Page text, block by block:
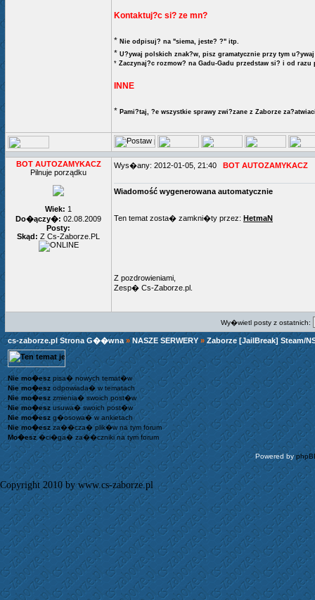
Kontaktuj?c si? ze mn?
* Nie odpisuj? na "siema, jeste? ?" itp.
* U?ywaj polskich znak?w, pisz gramatycznie przy tym
* Zaczynaj?c rozmow? na Gadu-Gadu przedstaw si? i od
INNE
* Pami?taj, ?e wszystkie sprawy zwi?zane z Zaborze
BOT AUTOZAMYKACZ
Pilnuje porządku
Wiek: 1
Do�ączy�: 02.08.2009
Posty:
Skąd: Z Cs-Zaborze.PL
Wys�any: 2012-01-05, 21:40 BOT AUTOZAMYKACZ
Wiadomość wygenerowana automatycznie
Ten temat zosta� zamkni�ty przez: HetmaN
Z pozdrowieniami,
Zesp� Cs-Zaborze.pl.
Wy�wietl posty z ostatnich:
cs-zaborze.pl Strona G��wna»NASZE SERWERY» Zaborze [JailBreak] Steam/
Nie mo�esz pisa� nowych temat�w
Nie mo�esz odpowiada� w tematach
Nie mo�esz zmienia� swoich post�w
Nie mo�esz usuwa� swoich post�w
Nie mo�esz g�osowa� w ankietach
Nie mo�esz za��cza� plik�w na tym forum
Mo�esz�ci�ga� za��czniki na tym forum
Powered by
Copyright 2010 by www.cs-zaborze.pl